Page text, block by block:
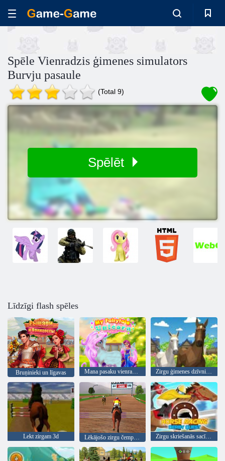
Spēle Vienradzis ģimenes simulators
Burvju pasaule
(Total 9)
Spēlēt
Līdzīgi flash spēles
Bruņinieki un līgavas Mana pasaku vienradzis Zirgu ģimenes dzīvnieku simulators 3D
Lekt zirgam 3d Lēkājošo zirgu čempioni Zirgu skriešanās sacīkšu derbija meklējumi